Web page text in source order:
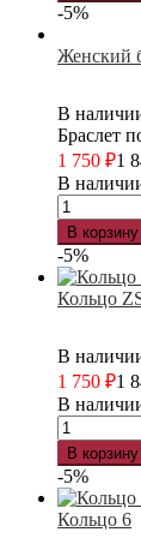
-5%
Женский
В
Браслет
1 750 ₽1
В
В корзину
-5%
Кольцо
В
1 750 ₽1
В
В корзину
-5%
Кольцо 6